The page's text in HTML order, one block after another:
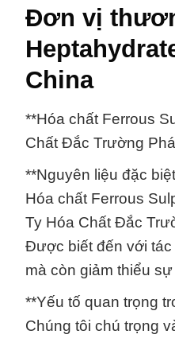
Đơn vị
China
**Hóa chất Ferrous
Chất Đắc Trường
**Nguyên liệu đặc
Hóa chất Ferrous
Ty Hóa Chất Đắc
Được biết đến với
mà còn giảm thiểu
**Yếu tố quan trọng
Chúng tôi chú trọng